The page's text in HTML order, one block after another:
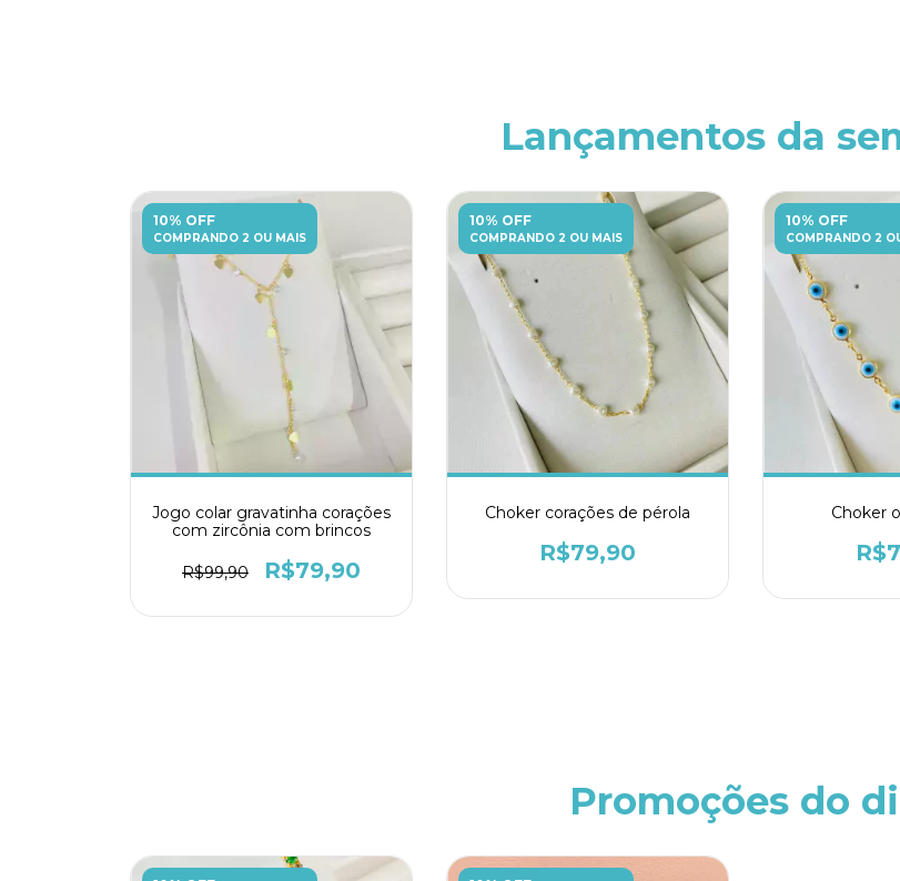
Lançamentos da
10% OFF
COMPRANDO 2 OU MAIS
Jogo colar gravatinha corações
com zircônia com brincos
R$99,90 R$79,90
10% OFF
COMPRANDO 2 OU MAIS
Choker corações de pérola
R$79,90
10% OFF
COMPRANDO 2
Choker
Promoções do